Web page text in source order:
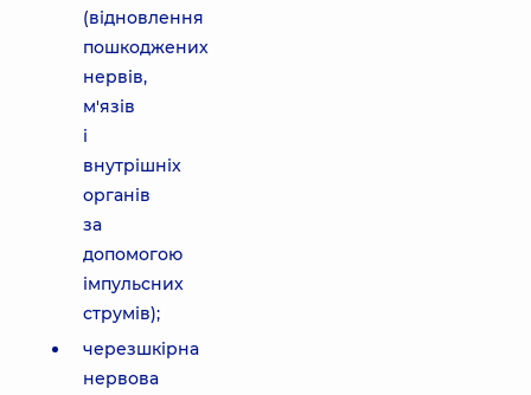
(відновлення
пошкоджених
нервів,
м'язів
і
внутрішніх
органів
за
допомогою
імпульсних
струмів);
черезшкірна
нервова